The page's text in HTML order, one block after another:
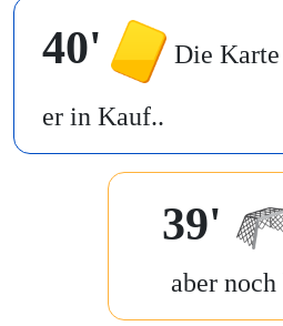
40' Die
er in Kauf..
39'
aber noch